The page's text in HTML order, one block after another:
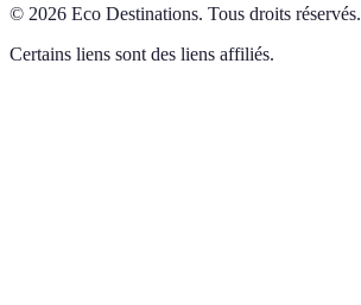
© 2026 Eco Destinations. Tous droits réservés.
Certains liens sont des liens affiliés.